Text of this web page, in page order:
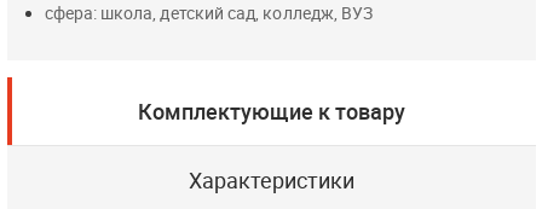
сфера: школа, детский сад, колледж, ВУЗ
Комплектующие к товару
Характеристики